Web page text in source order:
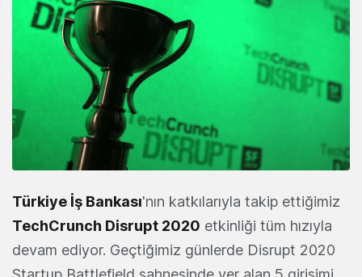
Türkiye İş Bankası'nın katkılarıyla takip ettiğimiz
TechCrunch Disrupt 2020 etkinliği tüm hızıyla
devam ediyor. Geçtiğimiz günlerde Disrupt 2020